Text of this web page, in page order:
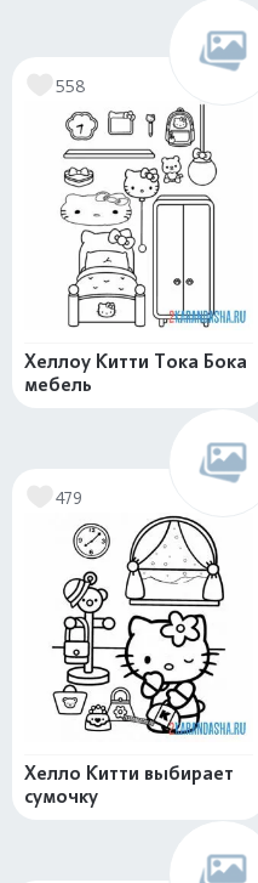
558
Хеллоу Китти Тока Бока
мебель
479
Хелло Китти выбирает
сумочку